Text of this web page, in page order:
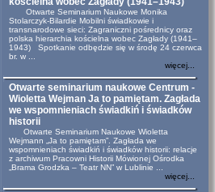
Otwarte Seminarium Naukowe Monika
Stolarczyk-Bilardie Mobilni świadkowie i
transnarodowe sieci: Zagraniczni pośrednicy oraz
polska hierarchia kościelna wobec Zagłady (1941–
1943) Spotkanie odbędzie się w środę 24 czerwca
br. w ...
więcej...
Otwarte seminarium naukowe Centrum -
Wioletta Wejman Ja to pamiętam. Zagłada
we wspomnieniach świadkiń i świadków
historii
Otwarte Seminarium Naukowe Wioletta
Wejmann „Ja to pamiętam”. Zagłada we
wspomnieniach świadkiń i świadków historii: relacje
z archiwum Pracowni Historii Mówionej Ośrodka
„Brama Grodzka – Teatr NN” w Lublinie ...
więcej...